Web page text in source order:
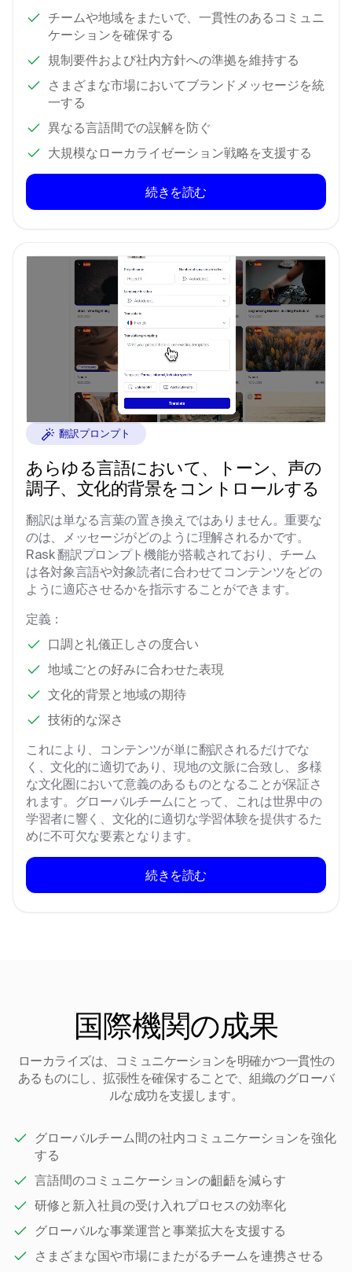
チームや地域をまたいで、一貫性のあるコミュニ
ケーションを確保する
規制要件および社内方針への準拠を維持する
さまざまな市場においてブランドメッセージを統
一する
異なる言語間での誤解を防ぐ
大規模なローカライゼーション戦略を支援する
続きを読む
翻訳プロンプト
あらゆる言語において 、トーン、声の
調子、文化的背景をコントロールする
翻訳は単なる言葉の置き換えではありません。重要な
のは、メッセージがどのように理解されるかです。
Rask 翻訳プロンプト機能が搭載されており、チーム
は各対象言語や対象読者に合わせてコンテンツをどの
ように適応させるかを指示することができます。
定義：
口調と礼儀正しさの度合い
地域ごとの好みに合わせた表現
文化的背景と地域の期待
技術的な深さ
これにより、コンテンツが単に翻訳されるだけでな
く、文化的に適切であり、現地の文脈に合致し、多様
な文化圏において意義のあるものとなることが保証さ
れます。グローバルチームにとって、これは世界中の
学習者に響く、文化的に適切な学習体験を提供するた
めに不可欠な要素となります。
続きを読む
国際機関の成果
ローカライズは、コミュニケーションを明確かつ一貫性の
あるものにし、拡張性を確保することで、組織のグローバ
ルな成功を支援します。
グローバルチーム間の社内コミュニケーションを強化
する
言語間のコミュニケーションの齟齬を減らす
研修と新入社員の受け入れプロセスの効率化
グローバルな事業運営と事業拡大を支援する
さまざまな国や市場にまたがるチームを連携させる